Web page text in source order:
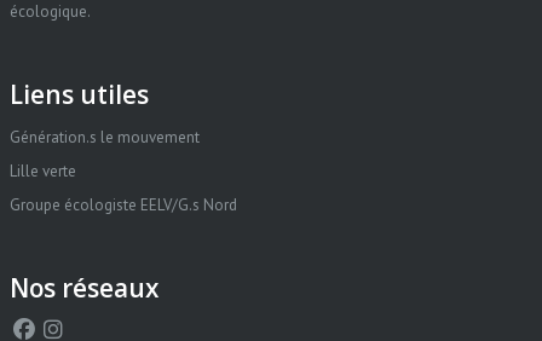
écologique.
Liens utiles
Génération.s le mouvement
Lille verte
Groupe écologiste EELV/G.s Nord
Nos réseaux